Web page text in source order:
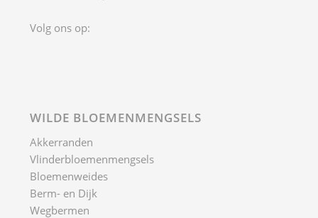
Volg ons op:
WILDE BLOEMENMENGSELS
Akkerranden
Vlinderbloemenmengsels
Bloemenweides
Berm- en Dijk
Wegbermen